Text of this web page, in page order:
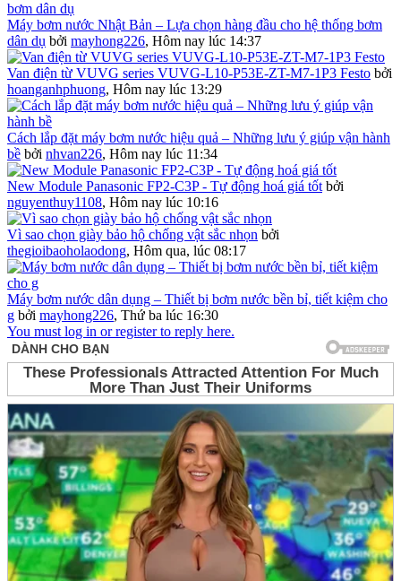
Máy bơm nước Nhật Bản – Lựa chọn hàng đầu cho hệ thống bơm
dân dụ bởi mayhong226, Hôm nay lúc 14:37
Van điện từ VUVG series VUVG-L10-P53E-ZT-M7-1P3 Festo bởi
hoanganhphuong, Hôm nay lúc 13:29
Cách lắp đặt máy bơm nước hiệu quả – Những lưu ý giúp vận hành
bề bởi nhvan226, Hôm nay lúc 11:34
New Module Panasonic FP2-C3P - Tự động hoá giá tốt bởi
nguyenthuy1108, Hôm nay lúc 10:16
Vì sao chọn giày bảo hộ chống vật sắc nhọn bởi
thegioibaoholaodong, Hôm qua, lúc 08:17
Máy bơm nước dân dụng – Thiết bị bơm nước bền bỉ, tiết kiệm cho
g bởi mayhong226, Thứ ba lúc 16:30
You must log in or register to reply here.